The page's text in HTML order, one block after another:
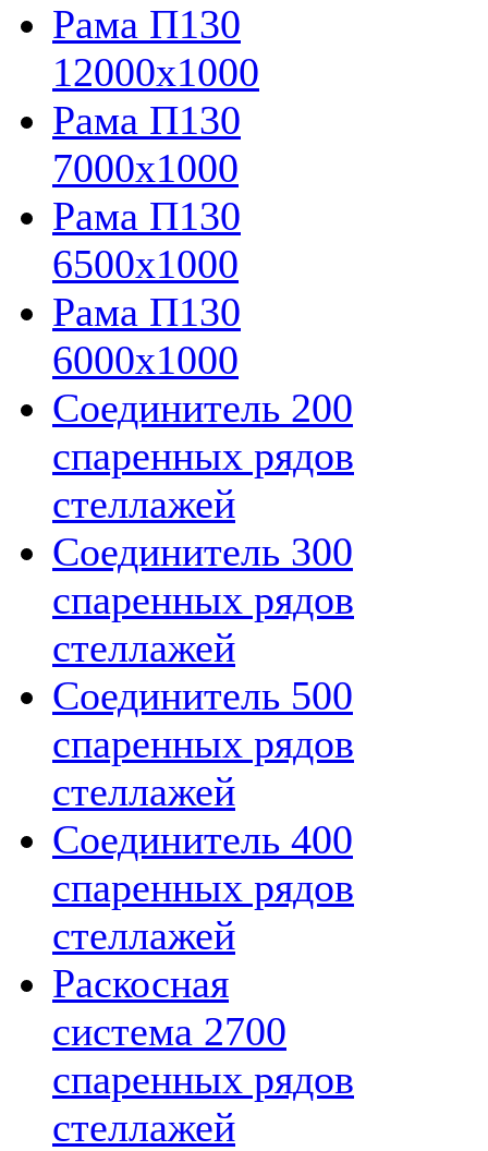
Рама П130
12000х1000
Рама П130
7000х1000
Рама П130
6500х1000
Рама П130
6000х1000
Соединитель 200
спаренных рядов
стеллажей
Соединитель 300
спаренных рядов
стеллажей
Соединитель 500
спаренных рядов
стеллажей
Соединитель 400
спаренных рядов
стеллажей
Раскосная
система 2700
спаренных рядов
стеллажей